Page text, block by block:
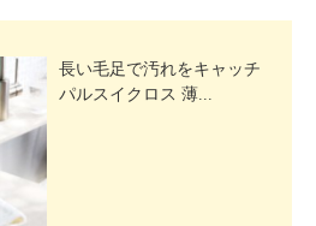
長い毛足で汚れをキャッチ
パルスイクロス 薄...